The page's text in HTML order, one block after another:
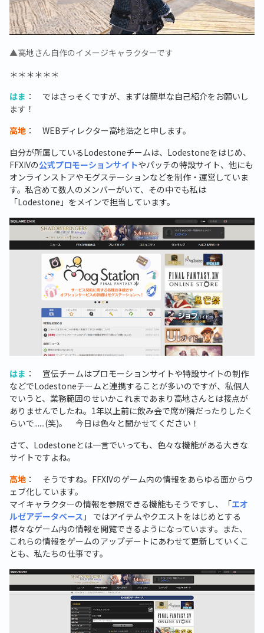
▲高地さん自作のイメージキャラクターです
＊＊＊＊＊＊
はま ： ではさっそくですが、まずは簡単な自己紹介をお願いし
ます！
高地 ： WEBディレクター高地浩之と申します。
自分が所属しているLodestoneチームは、Lodestoneをはじめ、
FFXIVの公式プロモーションサイトやパッチの特設サイト、他にも
オンラインストアやモグステーションなどを制作・運営していま
す。私含めて数人のメンバーがいて、その中でも私は
「Lodestone」をメインで担当しています。
はま ： 宣伝チームはプロモーションサイトや特設サイトの制作
などでLodestoneチームと連携することが多いのですが、私個人
でいうと、業務範囲のせいかこれまであまり高地さんとは接点が
ありませんでしたね。1年以上前に飲み会で席が隣だったりしたく
らいで......(笑)。 今日は色々と聞かせてください！
さて、Lodestoneとは一言でいっても、色々な機能がある大きな
サイトですよね。
高地 ： そうですね。FFXIVのゲーム内の情報をあらゆる面からウ
ェブ化しています。
マイキャラクターの情報を参照できる機能もそうですし、「エオ
ルゼアデータベース 」 ではアイテムやクエストをはじめとする
様々なゲーム内の情報を閲覧できるようになっています。また、
これらの情報をゲームのアップデートにあわせて更新していくこ
とも、私たちの仕事です。